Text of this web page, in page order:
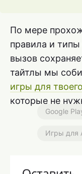
По мере
правила и типы
вызов
тайтлы мы
игры для
которые не
Google
Игры для